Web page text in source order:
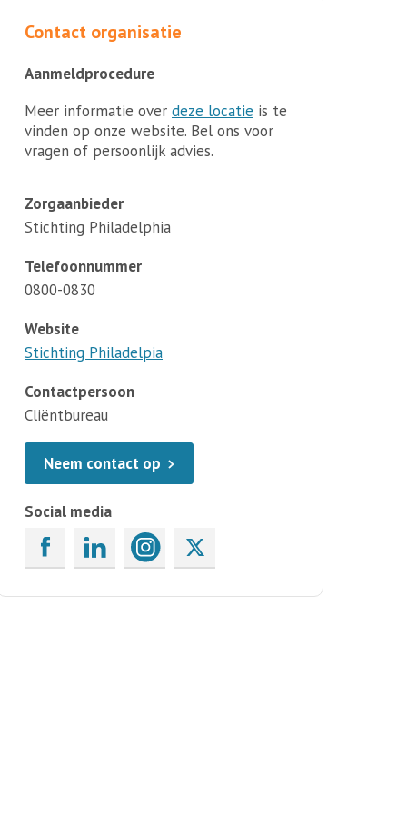
Contact organisatie
Aanmeldprocedure
Meer informatie over deze locatie is te
vinden op onze website. Bel ons voor
vragen of persoonlijk advies.
Zorgaanbieder
Stichting Philadelphia
Telefoonnummer
0800-0830
Website
Stichting Philadelpia
Contactpersoon
Cliëntbureau
Neem contact op
Social media